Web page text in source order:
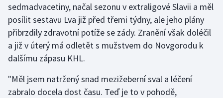
Futsal
Golf
Gymnastika
Házená
sedmadvacetiny, načal sezonu v extraligové Slavii a měl
posílit sestavu Lva již před třemi týdny, ale jeho plány
přibrzdily zdravotní potíže se zády. Zranění však doléčil
a již v úterý má odletět s mužstvem do Novgorodu k
dalšímu zápasu KHL.
"Měl jsem natržený snad mezižeberní sval a léčení
zabralo docela dost času. Teď je to v pohodě,